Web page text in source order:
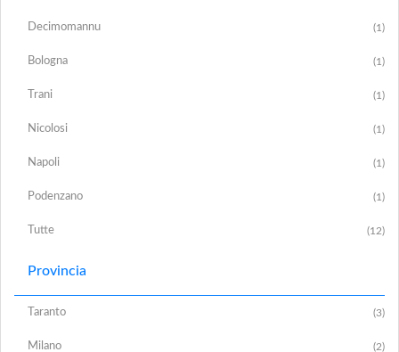
Decimomannu (1)
Bologna (1)
Trani (1)
Nicolosi (1)
Napoli (1)
Podenzano (1)
Tutte (12)
Provincia
Taranto (3)
Milano (2)